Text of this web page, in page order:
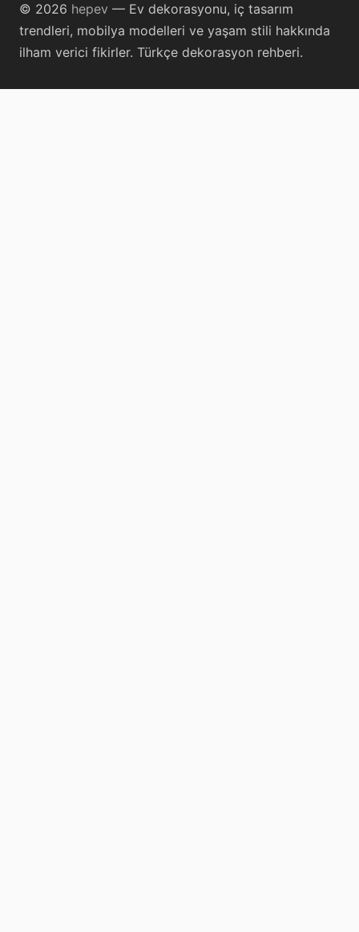
© 2026 hepev — Ev dekorasyonu, iç tasarım
trendleri, mobilya modelleri ve yaşam stili hakkında
ilham verici fikirler. Türkçe dekorasyon rehberi.